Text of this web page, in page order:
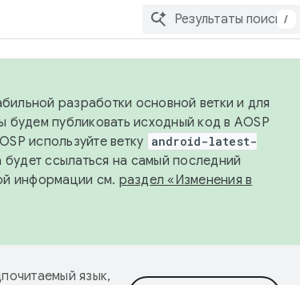
/
разработки основной ветки и для
публиковать исходный код в AOSP
используйте ветку android-latest-
будет ссылаться на самый последний
информации см. раздел «Изменения в
язык,